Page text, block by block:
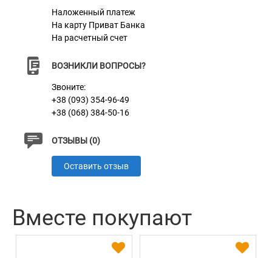
Наложенный платеж
На карту Приват Банка
На расчетный счет
ВОЗНИКЛИ ВОПРОСЫ?
Звоните:
+38 (093) 354-96-49
+38 (068) 384-50-16
ОТЗЫВЫ (0)
Оставить отзыв
Вместе покупают